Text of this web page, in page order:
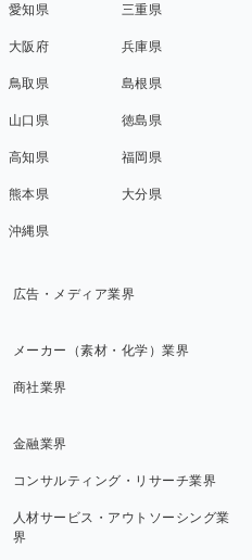
愛知県 三重県
大阪府 兵庫県
鳥取県 島根県
山口県 徳島県
高知県 福岡県
熊本県 大分県
沖縄県
広告・メディア業界
メーカー（素材・化学）業界
商社業界
金融業界
コンサルティング・リサーチ業界
人材サービス・アウトソーシング業
界